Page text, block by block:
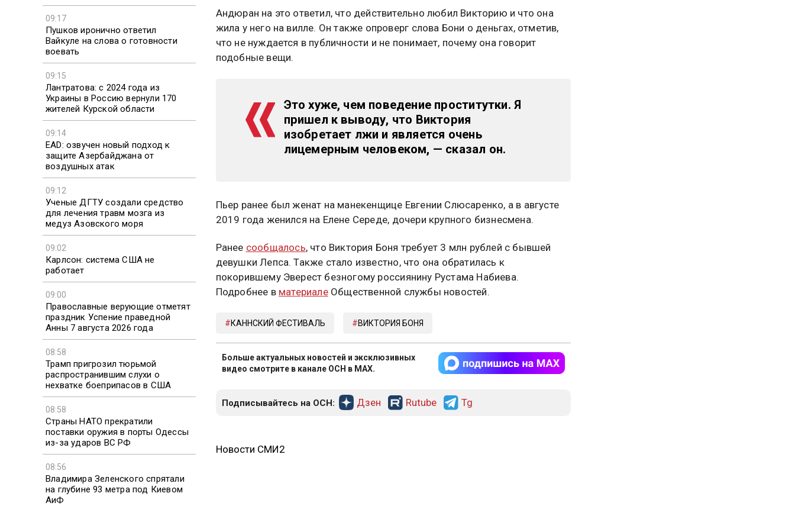
09:17
Пушков иронично ответил
Вайкуле на слова о готовности
воевать
09:15
Лантратова: с 2024 года из
Украины в Россию вернули 170
жителей Курской области
09:14
EAD: озвучен новый подход к
защите Азербайджана от
воздушных атак
09:12
Ученые ДГТУ создали средство
для лечения травм мозга из
медуз Азовского моря
09:02
Карлсон: система США не
работает
09:00
Православные верующие отметят
праздник Успение праведной
Анны 7 августа 2026 года
08:58
Трамп пригрозил тюрьмой
распространившим слухи о
нехватке боеприпасов в США
08:58
Страны НАТО прекратили
поставки оружия в порты Одессы
из-за ударов ВС РФ
08:56
Владимира Зеленского спрятали
на глубине 93 метра под Киевом
АиФ
Андюран на это ответил, что действительно любил Викторию и что она
жила у него на вилле. Он также опроверг слова Бони о деньгах, отметив,
что не нуждается в публичности и не понимает, почему она говорит
подобные вещи.
Это хуже, чем поведение проститутки. Я
пришел к выводу, что Виктория
изобретает лжи и является очень
лицемерным человеком, — сказал он.
Пьер ранее был женат на манекенщице Евгении Слюсаренко, а в августе
2019 года женился на Елене Середе, дочери крупного бизнесмена.
Ранее сообщалось, что Виктория Боня требует 3 млн рублей с бывшей
девушки Лепса. Также стало известно, что она обратилась к
покорившему Эверест безногому россиянину Рустама Набиева.
Подробнее в материалеОбщественной службы новостей.
КАННСКИЙ ФЕСТИВАЛЬ ВИКТОРИЯ БОНЯ
Больше актуальных новостей и эксклюзивных
видео смотрите в канале ОСН в MAX.
Подписывайтесь на ОСН: Дзен Rutube Tg
Новости СМИ2